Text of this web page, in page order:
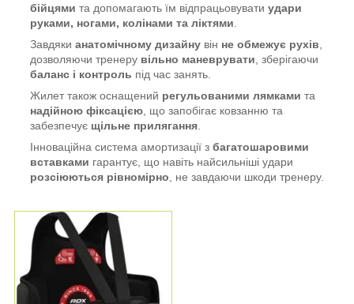
бійцями та допомагають їм відпрацьовувати удари
руками, ногами, колінами та ліктями
Завдяки анатомічному дизайну він не обмежує рухів
дозволяючи тренеру вільно маневрувати , зберігаючи
баланс і контроль під час занять.
Жилет також оснащений регульованими лямками та
надійною фіксацією , що запобігає ковзанню та
забезпечує щільне прилягання
Інноваційна система амортизації з багатошаровими
вставками гарантує, що навіть найсильніші удари
розсіюються рівномірно , не завдаючи шкоди тренеру.